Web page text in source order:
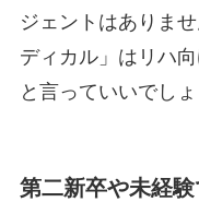
ジェントはありま
ディカル」はリハ
と言っていいでしょ
第二新卒や未経